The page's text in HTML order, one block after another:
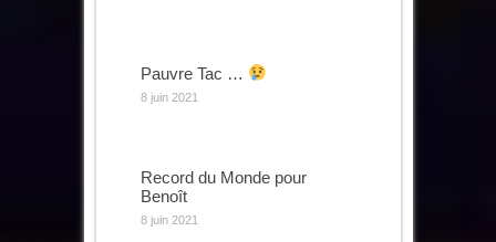
Pauvre Tac …
8 juin 2021
Record du Monde pour
Benoît
8 juin 2021